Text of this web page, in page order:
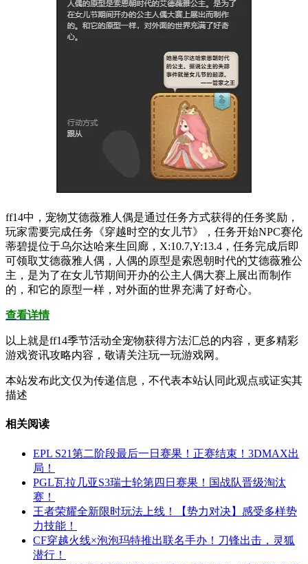
ff14中，宠物艾德薇雅人偶是通过任务方式获得的任务奖励，
玩家需要完成任务《穿越时空的女儿节》，任务开始NPC赛伦
蒂碧提位于乌尔达哈来生回廊，X:10.7,Y:13.4，任务完成后即
可领取艾德薇雅人偶，人偶的原型是索恩朝时代的艾德薇雅公
主，是为了在女儿节期间开办的公主人偶大赛上展出而制作
的，和它的原型一样，对外面的世界充满了好奇心。
查看详情
以上就是ff14季节活动全宠物获得方法汇总的内容，更多精彩
游戏资讯攻略内容，敬请关注玩一玩游戏网。
本站发布此文仅为传递信息，不代表本站认同此观点或证实其
描述
相关阅读
EPL S21第二阶段最后一日赛果！正赛结束！3DMAX出
局！
PGL瓦拉几亚S3瑞士轮第四日赛果！国战队晋级淘汰
赛！
王者荣耀全新限时玩法上线！【势力对决】感受多样势
力技能！
CF穿越火线×泡泡玛特推出联名手办！刀锋出击，灵狐
潜行！